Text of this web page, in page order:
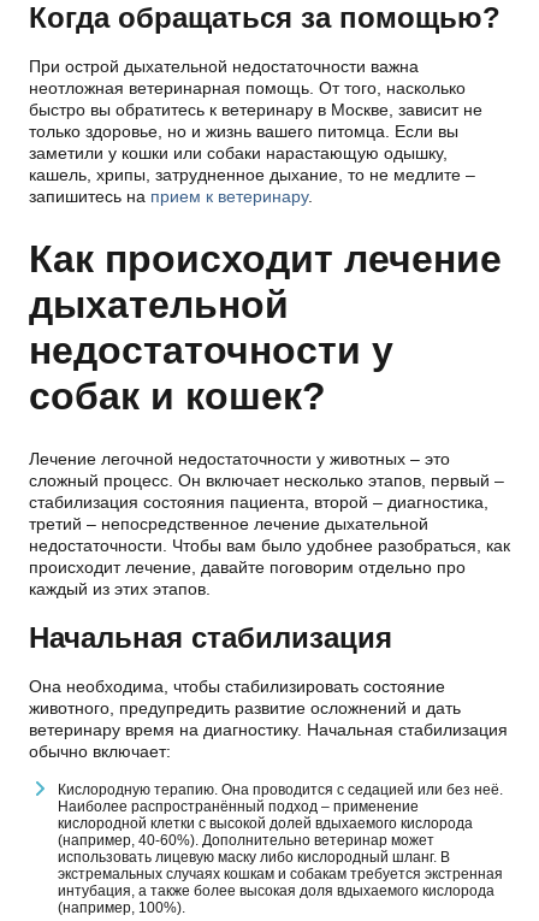
Когда обращаться за помощью?
При острой дыхательной недостаточности важна
неотложная ветеринарная помощь. От того, насколько
быстро вы обратитесь к ветеринару в Москве, зависит не
только здоровье, но и жизнь вашего питомца. Если вы
заметили у кошки или собаки нарастающую одышку,
кашель, хрипы, затрудненное дыхание, то не медлите –
запишитесь на прием к ветеринару.
Как происходит лечение
дыхательной
недостаточности у
собак и кошек?
Лечение легочной недостаточности у животных – это
сложный процесс. Он включает несколько этапов, первый –
стабилизация состояния пациента, второй – диагностика,
третий – непосредственное лечение дыхательной
недостаточности. Чтобы вам было удобнее разобраться, как
происходит лечение, давайте поговорим отдельно про
каждый из этих этапов.
Начальная стабилизация
Она необходима, чтобы стабилизировать состояние
животного, предупредить развитие осложнений и дать
ветеринару время на диагностику. Начальная стабилизация
обычно включает:
Кислородную терапию. Она проводится с седацией или без неё.
Наиболее распространённый подход – применение
кислородной клетки с высокой долей вдыхаемого кислорода
(например, 40-60%). Дополнительно ветеринар может
использовать лицевую маску либо кислородный шланг. В
экстремальных случаях кошкам и собакам требуется экстренная
интубация, а также более высокая доля вдыхаемого кислорода
(например, 100%).